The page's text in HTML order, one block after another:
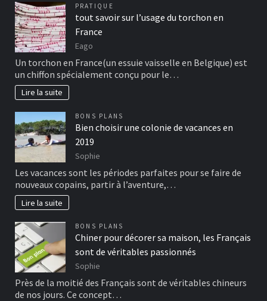
PRATIQUE
tout savoir sur l’usage du torchon en
France
Eago
Un torchon en France(un essuie vaisselle en Belgique) est
un chiffon spécialement conçu pour le…
Lire la suite
BONS PLANS
Bien choisir une colonie de vacances en
2019
Sophie
Les vacances sont les périodes parfaites pour se faire de
nouveaux copains, partir à l’aventure,…
Lire la suite
BONS PLANS
Chiner pour décorer sa maison, les Français
sont de véritables passionnés
Sophie
Près de la moitié des Français sont de véritables chineurs
de nos jours. Ce concept…